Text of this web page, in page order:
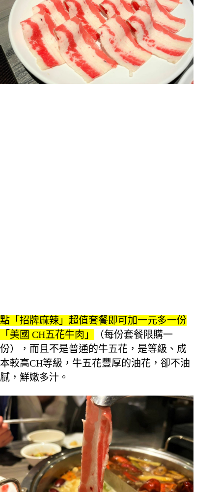
點「招牌麻辣」超值套餐即可加一元多一份
「美國 CH五花牛肉」
（每份套餐限購一
份），而且不是普通的牛五花，是等級、成
本較高CH等級，牛五花豐厚的油花，卻不油
膩，鮮嫩多汁。